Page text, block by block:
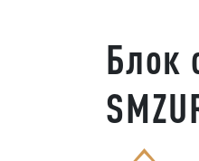
Блок